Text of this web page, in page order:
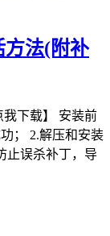
方法(附补
我下载】 安装前
； 2.解压和安装
止误杀补丁，导